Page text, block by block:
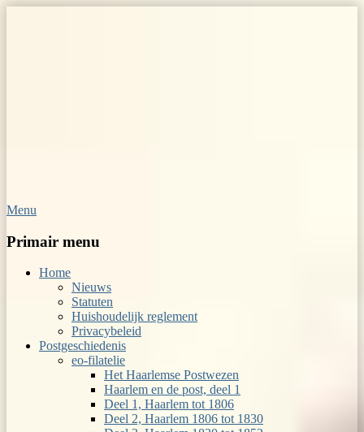
Menu
Primair menu
Home
Nieuws
Statuten
Huishoudelijk reglement
Privacybeleid
Postgeschiedenis
eo-filatelie
Het Haarlemse Postwezen
Haarlem en de post, deel 1
Deel 1, Haarlem tot 1806
Deel 2, Haarlem 1806 tot 1830